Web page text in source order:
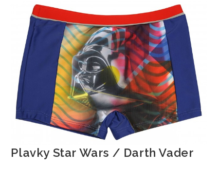
Plavky Star Wars / Darth Vader